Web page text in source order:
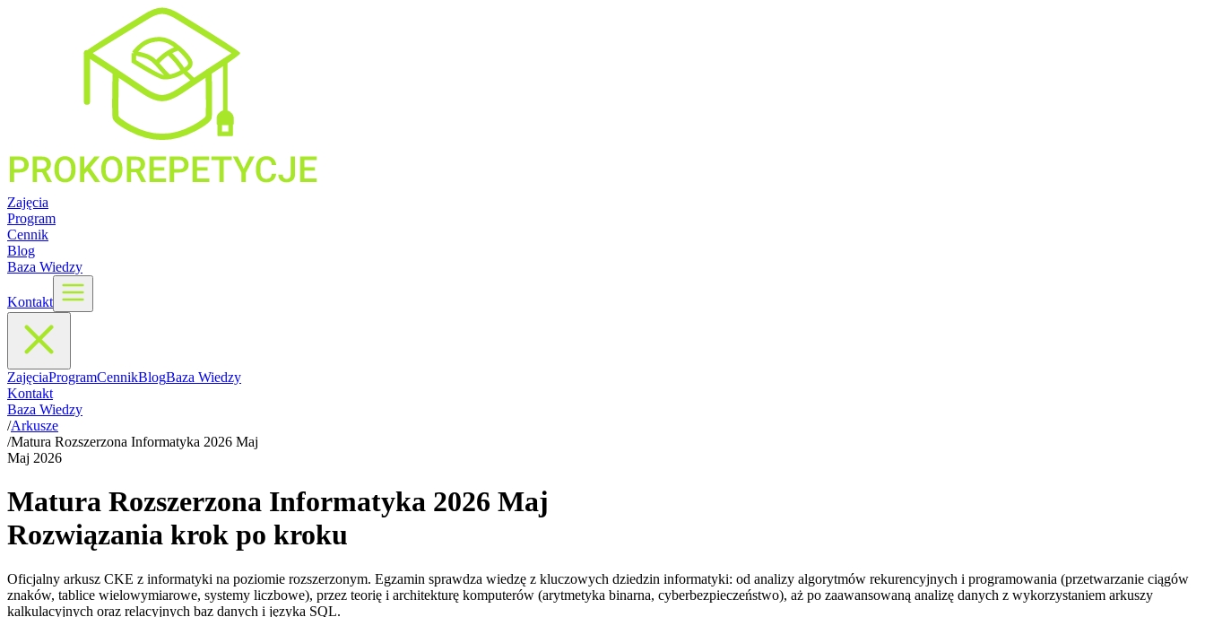
Zajęcia
Program
Cennik
Blog
Baza Wiedzy
Kontakt
ZajęciaProgramCennikBlogBaza Wiedzy
Kontakt
Baza Wiedzy
/Arkusze
/Matura Rozszerzona Informatyka 2026 Maj
Maj 2026
Matura Rozszerzona Informatyka 2026 Maj
Rozwiązania krok po kroku
Oficjalny arkusz CKE z informatyki na poziomie rozszerzonym. Egzamin sprawdza wiedzę z kluczowych dziedzin informatyki: od analizy algorytmów rekurencyjnych i programowania (przetwarzanie ciągów
znaków, tablice wielowymiarowe, systemy liczbowe), przez teorię i architekturę komputerów (arytmetyka binarna, cyberbezpieczeństwo), aż po zaawansowaną analizę danych z wykorzystaniem arkuszy
kalkulacyjnych oraz relacyjnych baz danych i języka SQL.